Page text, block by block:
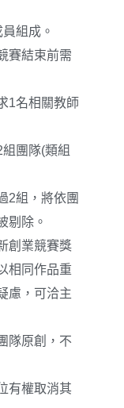
組成。
賽結束前需
1名相關教師
團隊(類組
2組，將依團
剔除。
創業競賽獎
相同作品重
慮，可洽主
隊原創，不
有權取消其